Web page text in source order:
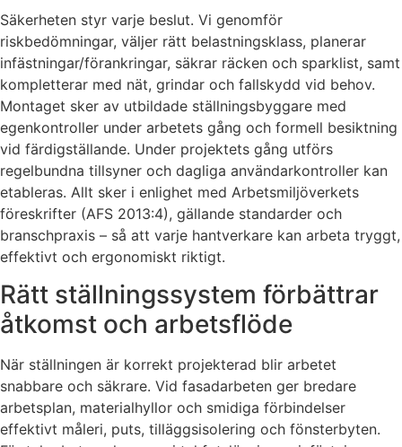
Säkerheten styr varje beslut. Vi genomför
riskbedömningar, väljer rätt belastningsklass, planerar
infästningar/förankringar, säkrar räcken och sparklist, samt
kompletterar med nät, grindar och fallskydd vid behov.
Montaget sker av utbildade ställningsbyggare med
egenkontroller under arbetets gång och formell besiktning
vid färdigställande. Under projektets gång utförs
regelbundna tillsyner och dagliga användarkontroller kan
etableras. Allt sker i enlighet med Arbetsmiljöverkets
föreskrifter (AFS 2013:4), gällande standarder och
branschpraxis – så att varje hantverkare kan arbeta tryggt,
effektivt och ergonomiskt riktigt.
Rätt ställningssystem förbättrar
åtkomst och arbetsflöde
När ställningen är korrekt projekterad blir arbetet
snabbare och säkrare. Vid fasadarbeten ger bredare
arbetsplan, materialhyllor och smidiga förbindelser
effektivt måleri, puts, tilläggsisolering och fönsterbyten.